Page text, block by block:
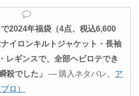
で2024年福袋（4点、税込6,600
イロンキルトジャケット・長袖
レギンスで、全部ヘビロテでき
殺でした」 — 購入ネタバレ。 ア
ロ）